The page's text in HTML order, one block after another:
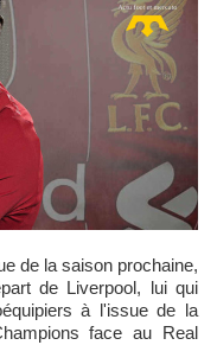
de la saison prochaine,
de Liverpool, lui qui
à l'issue de la
face au Real